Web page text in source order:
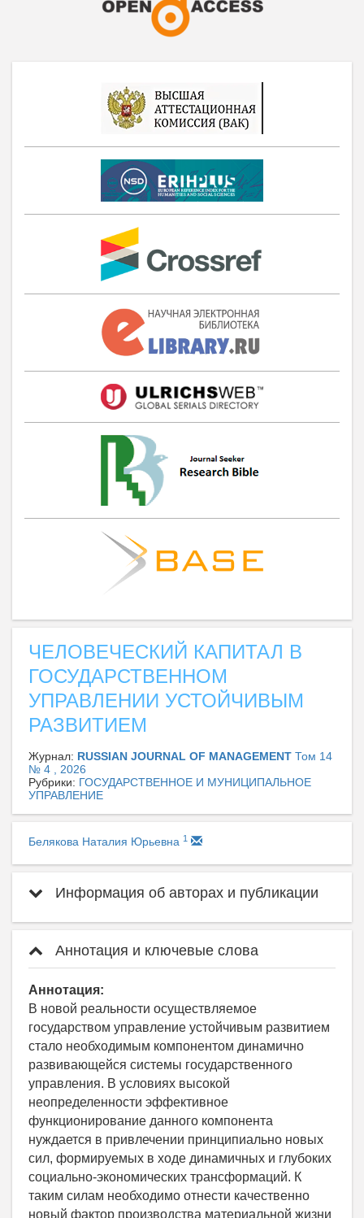
ЧЕЛОВЕЧЕСКИЙ КАПИТАЛ В
ГОСУДАРСТВЕННОМ
УПРАВЛЕНИИ УСТОЙЧИВЫМ
РАЗВИТИЕМ
Журнал: RUSSIAN JOURNAL OF MANAGEMENT Том 14
№ 4 , 2026
Рубрики: ГОСУДАРСТВЕННОЕ И МУНИЦИПАЛЬНОЕ
УПРАВЛЕНИЕ
Белякова Наталия Юрьевна 1
Информация об авторах и публикации
Аннотация и ключевые слова
Аннотация:
В новой реальности осуществляемое
государством управление устойчивым развитием
стало необходимым компонентом динамично
развивающейся системы государственного
управления. В условиях высокой
неопределенности эффективное
функционирование данного компонента
нуждается в привлечении принципиально новых
сил, формируемых в ходе динамичных и глубоких
социально-экономических трансформаций. К
таким силам необходимо отнести качественно
новый фактор производства материальной жизни